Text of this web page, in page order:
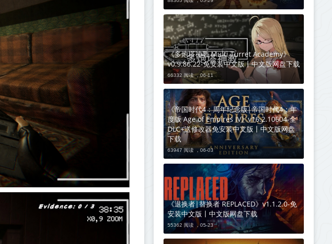
《多炮塔神教 Multi Turret Academy》
v0.9.86.22-免安装中文版丨中文版网盘下载
66332 阅读 ，06-11
《帝国时代4：周年纪念版|帝国时代4：年
度版 Age of Empires IV》v16.2.10604-全
DLC+送修改器免安装中文版丨中文版网盘
下载
63947 阅读 ，06-03
《退换者|替换者 REPLACED》v1.1.2.0-免
安装中文版丨中文版网盘下载
55362 阅读 ，05-23